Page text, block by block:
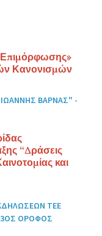
Κανονισμών
ΒΑΡΝΑΣ" -
“Δράσεις
και
ΤΕΕ
ΟΡΟΦΟΣ